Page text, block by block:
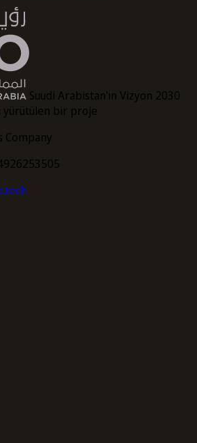
Suudi Arabistan'ın Vizyon 2030
yürütülen bir proje
Company